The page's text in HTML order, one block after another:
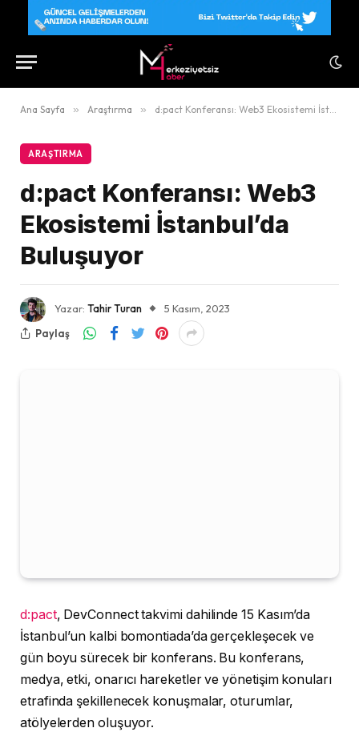
Ana Sayfa » Araştırma » d:pact Konferansı: Web3 Ekosistemi İstanbul’da Buluşuyor
ARAŞTIRMA
d:pact Konferansı: Web3
Ekosistemi İstanbul’da
Buluşuyor
Yazar: Tahir Turan
5 Kasım, 2023
Paylaş
d:pact, DevConnect takvimi dahilinde 15 Kasım’da
İstanbul’un kalbi bomontiada’da gerçekleşecek ve
gün boyu sürecek bir konferans. Bu konferans,
medya, etki, onarıcı hareketler ve yönetişim konuları
etrafinda şekillenecek konuşmalar, oturumlar,
atölyelerden oluşuyor.